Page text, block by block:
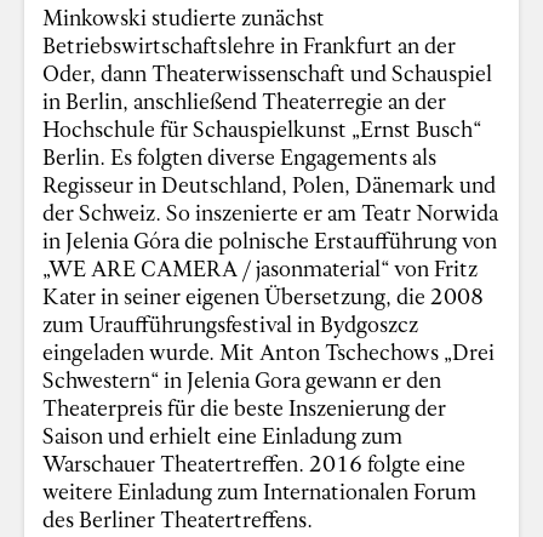
Minkowski studierte zunächst
Betriebswirtschaftslehre in Frankfurt an der
Oder, dann Theaterwissenschaft und Schauspiel
in Berlin, anschließend Theaterregie an der
Hochschule für Schauspielkunst „Ernst Busch“
Berlin. Es folgten diverse Engagements als
Regisseur in Deutschland, Polen, Dänemark und
der Schweiz. So inszenierte er am Teatr Norwida
in Jelenia Góra die polnische Erstaufführung von
„WE ARE CAMERA / jasonmaterial“ von Fritz
Kater in seiner eigenen Übersetzung, die 2008
zum Uraufführungsfestival in Bydgoszcz
eingeladen wurde. Mit Anton Tschechows „Drei
Schwestern“ in Jelenia Gora gewann er den
Theaterpreis für die beste Inszenierung der
Saison und erhielt eine Einladung zum
Warschauer Theatertreffen. 2016 folgte eine
weitere Einladung zum Internationalen Forum
des Berliner Theatertreffens.